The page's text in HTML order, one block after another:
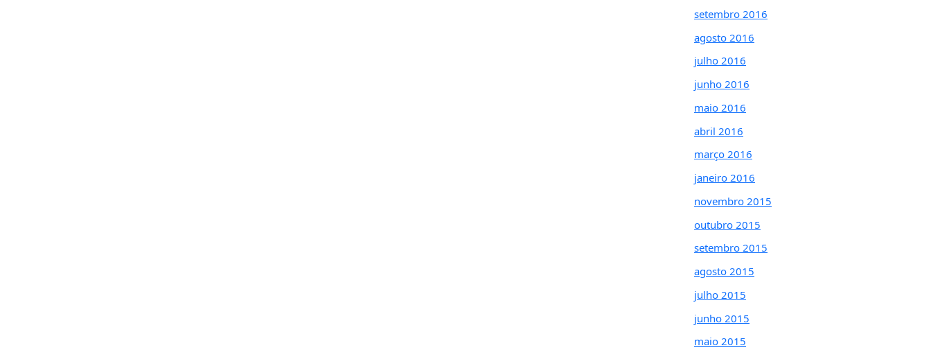
setembro 2016
agosto 2016
julho 2016
junho 2016
maio 2016
abril 2016
março 2016
janeiro 2016
novembro 2015
outubro 2015
setembro 2015
agosto 2015
julho 2015
junho 2015
maio 2015